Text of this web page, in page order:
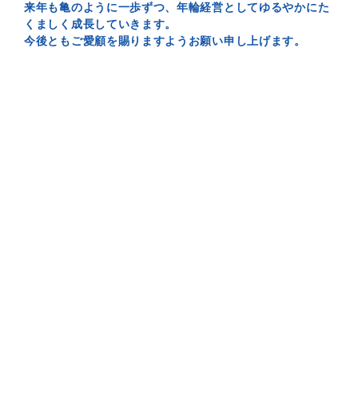
来年も亀のように一歩ずつ、年輪経営としてゆるやかにた
くましく成長していきます。
今後ともご愛顧を賜りますようお願い申し上げます。